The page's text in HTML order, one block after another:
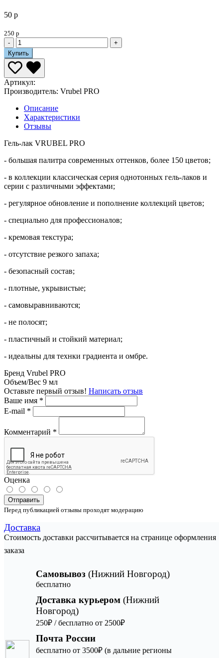
50 р
250 р
-
+
Купить
Артикул:
Производитель: Vrubel PRO
Описание
Характеристики
Отзывы
Гель-лак VRUBEL PRO
- большая палитра современных оттенков, более 150 цветов;
- в коллекции классическая серия однотонных гель-лаков и
серии с различными эффектами;
- регулярное обновление и пополнение коллекций цветов;
- специально для профессионалов;
- кремовая текстура;
- отсутствие резкого запаха;
- безопасный состав;
- плотные, укрывистые;
- самовыравниваются;
- не полосят;
- пластичный и стойкий материал;
- идеальны для технки градиента и омбре.
Бренд Vrubel PRO
Объем/Вес 9 мл
Оставьте первый отзыв! Написать отзыв
Ваше имя *
E-mail *
Комментарий *
Оценка
Отправить
Перед публикацией отзывы проходят модерацию
Доставка
Стоимость доставки рассчитывается на странице оформления
заказа
Самовывоз (Нижний Новгород)
бесплатно
Доставка курьером (Нижний
Новгород)
250₽ / бесплатно от 2500₽
Почта России
бесплатно от 3500₽ (в дальние регионы